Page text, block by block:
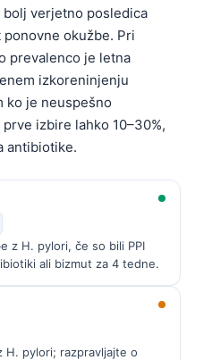
verjetno posledica
okužbe. Pri
prevalenco je letna
izkoreninjenju
ko je neuspešno
izbire lahko 10–30%,
antibiotike.
z H. pylori, če so bili PPI
ali bizmut za 4 tedne.
H. pylori; razpravljajte o